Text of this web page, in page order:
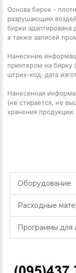
Основа бирок -
разрушающим
бирки адаптирована
а также записей
Нанесение
принтером на бирку
штрих-код, дата
Нанесенная
(не стирается, не
хранения продукции.
Оборудование
Расходные
Программы для